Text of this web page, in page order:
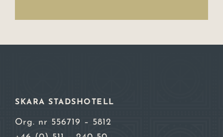
SKARA STADSHOTELL
Org. nr 556719 – 5812